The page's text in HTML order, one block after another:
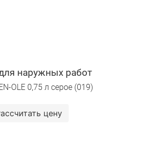
наружных работ
OLE 0,75 л серое (019)
цену